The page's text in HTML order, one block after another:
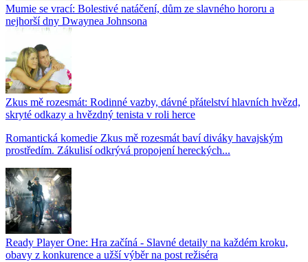
Mumie se vrací: Bolestivé natáčení, dům ze slavného hororu a
nejhorší dny Dwaynea Johnsona
Zkus mě rozesmát: Rodinné vazby, dávné přátelství hlavních hvězd,
skryté odkazy a hvězdný tenista v roli herce
Romantická komedie Zkus mě rozesmát baví diváky havajským
prostředím. Zákulisí odkrývá propojení hereckých...
Ready Player One: Hra začíná - Slavné detaily na každém kroku,
obavy z konkurence a užší výběr na post režiséra